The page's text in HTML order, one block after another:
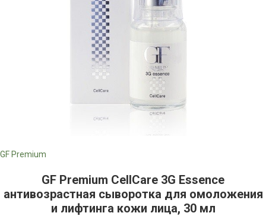
GF Premium
GF Premium CellCare 3G Essence
антивозрастная сыворотка для омоложения
и лифтинга кожи лица, 30 мл